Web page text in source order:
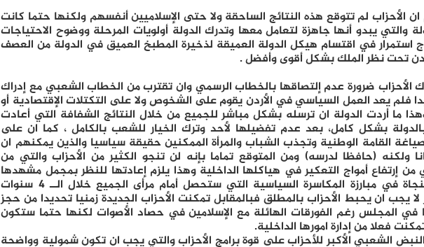
ان الأحزاب لم تتوقع هذه النتائج الساحقة ولا حتى الإسلاميين أنفسهم ولكنها حتما كانت
والتي يبدو أنها جاهزة لتعامل معها وتدرك الدولة أولويات المرحلة ووضوح الاحتياجات
استمرار في اقتسام هيكل الدولة العميقة لذخيرة المطبخ العميق في الدولة من العصف
تحت نظر الملك بشكل أقوى وأفضل .
الأحزاب ضرورة عدم إلتصاقها بالخطاب الرسمي وان تقترب من الخطاب الشعبي مع إدراك
فلم يعد العمل السياسي في الأردن يقوم على الشخوص ولا على التكتلات الإقتصادية أو
ما أردت الدولة ان ترسله بشكل مباشر للجميع من خلال النتائج الشفافة التي أعادت
بالدولة بشكل كامل، بعد عدم تفضيلها لأحد وترك الخيار للشعب بالكامل ، كما ان على
القامة الوطنية وتجذب الشباب والمرأة الممكنين حقيقة سياسيا والذين يمكنهم ان
ولكنه (حافظا لدرسه) ومن المتوقع تماما بإنه لن تنجو الكثير من الأحزاب والتي من
من إرتفاع أمواج التعكير في هياكلها الداخلية وهذا يلزم إعادتها للنظر بمجمل مشهدها
حتى تستطيع النجاة في مبارزة المكاسرة السياسية التي ستحصل أمام مرأى الجميع خلال الــ 4 سنوات
لا يجب ان يحبط الأحزاب بالمطلق فبالمقابل تمكنت الأحزاب الجديدة زمنيا تحديدا من حجز
في المجلس رغم الفورقات الهائلة مع الإسلامين في حصاد الأصوات لكنها حتما ستكون
فعلا من إدارة امورها الداخلية.
الشعبي الأكبر للأحزاب على قوة برامج الأحزاب والتي يجب ان تكون شمولية وواضحة